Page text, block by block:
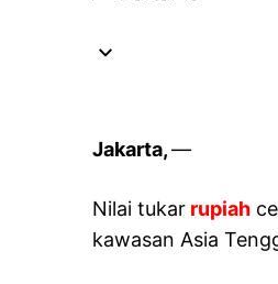
Jakarta,—
Nilai tukar rupiah
kawasan Asia